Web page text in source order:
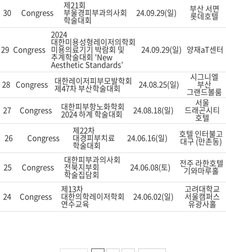
30 Congress
제21회
부울경피부과의사회
학술대회
24.09.29(일) 부산 서면
롯데호텔
29 Congress
2024
대한미용성형레이저의학회
미용의료기기 박람회 및
추계학술대회 'New
Aesthetic Standards’
24.09.29(일) 양재aT센터
28 Congress 대한레이저피부모발학회
제47차 부산학술대회 24.08.25(일)
시그니엘
부산
그랜드볼룸
27
Congress 대한피부항노화학회
2024 하계 학술대회 24.08.18(일)
서울
드래곤시티
호텔
26
Congress
제22차
대경피부치료
학술대회
24.06.16(일) 호텔 인터불고
대구 (만촌동)
25 Congress
대한피부과의사회
전북지부회
학술집담회
24.06.08(토) 전주 라한호텔
기와마루홀
24 Congress
제13차
대한의학레이저학회
연수교육
24.06.02(일)
고려대학교
서울캠퍼스
유광사홀